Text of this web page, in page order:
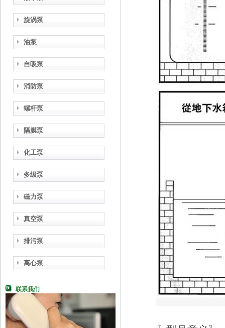
旋涡泵
油泵
自吸泵
消防泵
螺杆泵
隔膜泵
化工泵
多级泵
磁力泵
真空泵
排污泵
离心泵
联系我们